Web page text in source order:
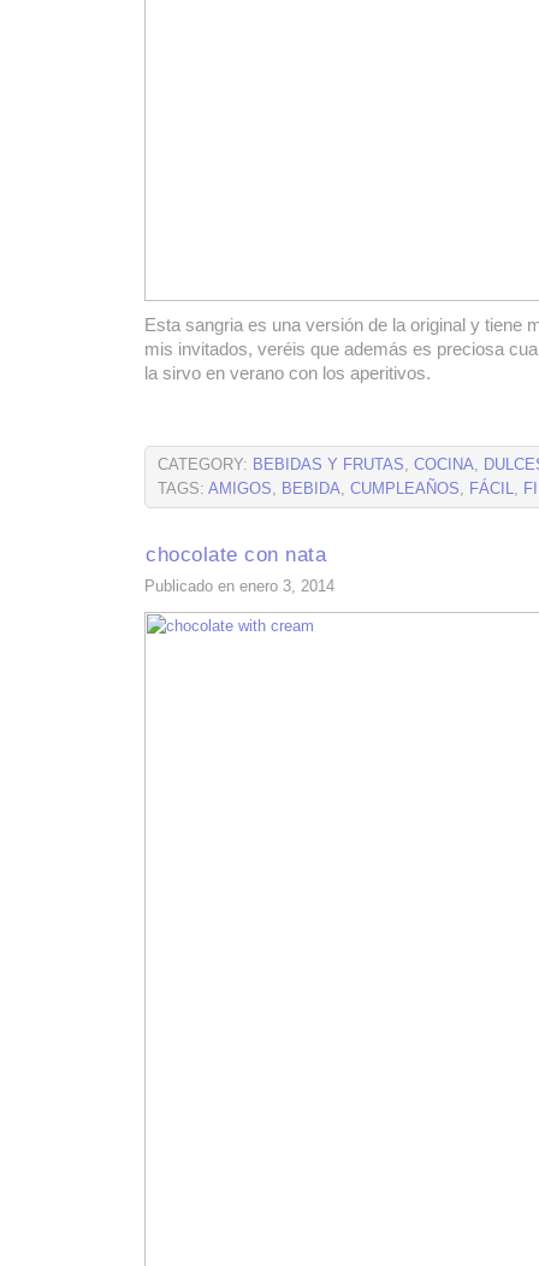
Esta sangria es una versión de la original y tiene
mis invitados, veréis que además es preciosa
la sirvo en verano con los aperitivos.
CATEGORY: BEBIDAS Y FRUTAS, COCINA,
TAGS: AMIGOS, BEBIDA, CUMPLEAÑOS, FÁCIL,
chocolate con nata
Publicado en enero 3, 2014